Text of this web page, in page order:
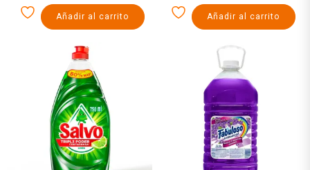
Añadir al carrito Añadir al carrito